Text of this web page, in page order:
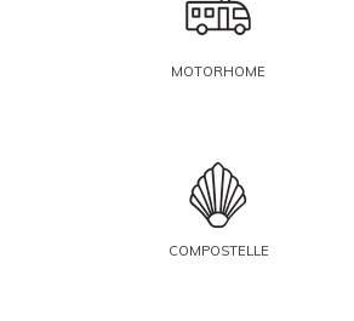
MOTORHOME
COMPOSTELLE